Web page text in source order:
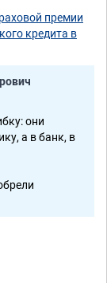
премии
кредита в
они
а в банк, в